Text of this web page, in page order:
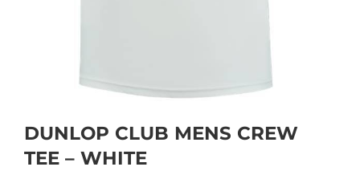
DUNLOP CLUB MENS CREW
TEE – WHITE